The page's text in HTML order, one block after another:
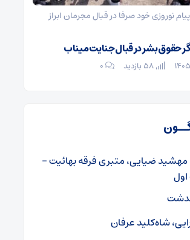
نوروزی خود صرفا در قبال مجرمان ابراز
حقوق بشر در قبال جنایت میناب
۰
ضیایی، متبری فرقه بهائیت –
شاه‌کلید عرفان